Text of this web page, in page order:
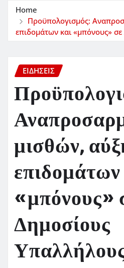
Home
Προϋπολογισμός:
επιδομάτων και «μπόνους»
ΕΙΔΗΣΕΙΣ
μισθών,
«μπόνους»
Δημοσίους